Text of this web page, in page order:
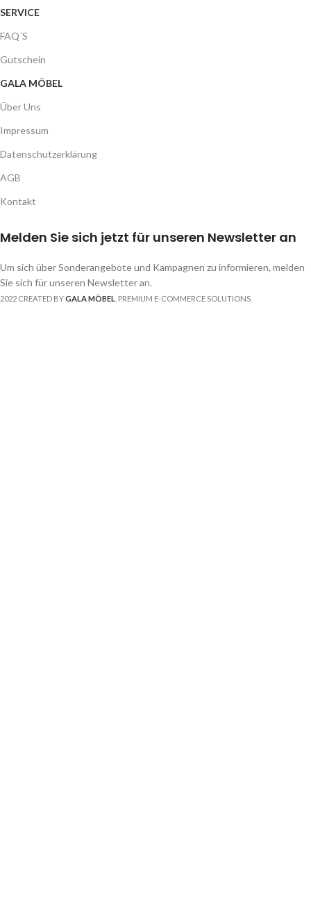
SERVICE
FAQ´S
Gutschein
GALA MÖBEL
Über Uns
Impressum
Datenschutzerklärung
AGB
Kontakt
Melden Sie sich jetzt für unseren Newsletter an
Um sich über Sonderangebote und Kampagnen zu informieren, melden
Sie sich für unseren Newsletter an.
2022 CREATED BYGALA MÖBEL . PREMIUM E-COMMERCE SOLUTIONS.